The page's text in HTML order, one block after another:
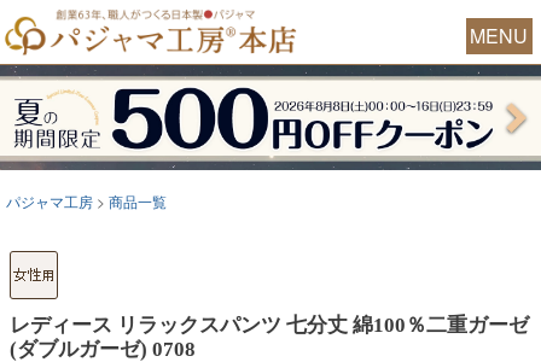
MENU
パジャマ工房 商品一覧
レディース リラックスパンツ 七分丈 綿100％二重ガーゼ
(ダブルガーゼ) 0708